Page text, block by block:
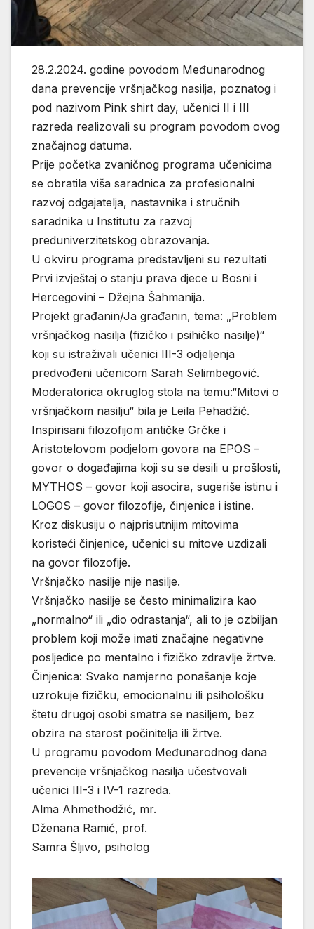
28.2.2024. godine povodom Međunarodnog
dana prevencije vršnjačkog nasilja, poznatog i
pod nazivom Pink shirt day, učenici II i III
razreda realizovali su program povodom ovog
značajnog datuma.
Prije početka zvaničnog programa učenicima
se obratila viša saradnica za profesionalni
razvoj odgajatelja, nastavnika i stručnih
saradnika u Institutu za razvoj
preduniverzitetskog obrazovanja.
U okviru programa predstavljeni su rezultati
Prvi izvještaj o stanju prava djece u Bosni i
Hercegovini – Džejna Šahmanija.
Projekt građanin/Ja građanin, tema: „Problem
vršnjačkog nasilja (fizičko i psihičko nasilje)“
koji su istraživali učenici III-3 odjeljenja
predvođeni učenicom Sarah Selimbegović.
Moderatorica okruglog stola na temu:“Mitovi o
vršnjačkom nasilju“ bila je Leila Pehadžić.
Inspirisani filozofijom antičke Grčke i
Aristotelovom podjelom govora na EPOS –
govor o događajima koji su se desili u prošlosti,
MYTHOS – govor koji asocira, sugeriše istinu i
LOGOS – govor filozofije, činjenica i istine.
Kroz diskusiju o najprisutnijim mitovima
koristeći činjenice, učenici su mitove uzdizali
na govor filozofije.
Vršnjačko nasilje nije nasilje.
Vršnjačko nasilje se često minimalizira kao
„normalno“ ili „dio odrastanja“, ali to je ozbiljan
problem koji može imati značajne negativne
posljedice po mentalno i fizičko zdravlje žrtve.
Činjenica: Svako namjerno ponašanje koje
uzrokuje fizičku, emocionalnu ili psihološku
štetu drugoj osobi smatra se nasiljem, bez
obzira na starost počinitelja ili žrtve.
U programu povodom Međunarodnog dana
prevencije vršnjačkog nasilja učestvovali
učenici III-3 i IV-1 razreda.
Alma Ahmethodžić, mr.
Dženana Ramić, prof.
Samra Šljivo, psiholog